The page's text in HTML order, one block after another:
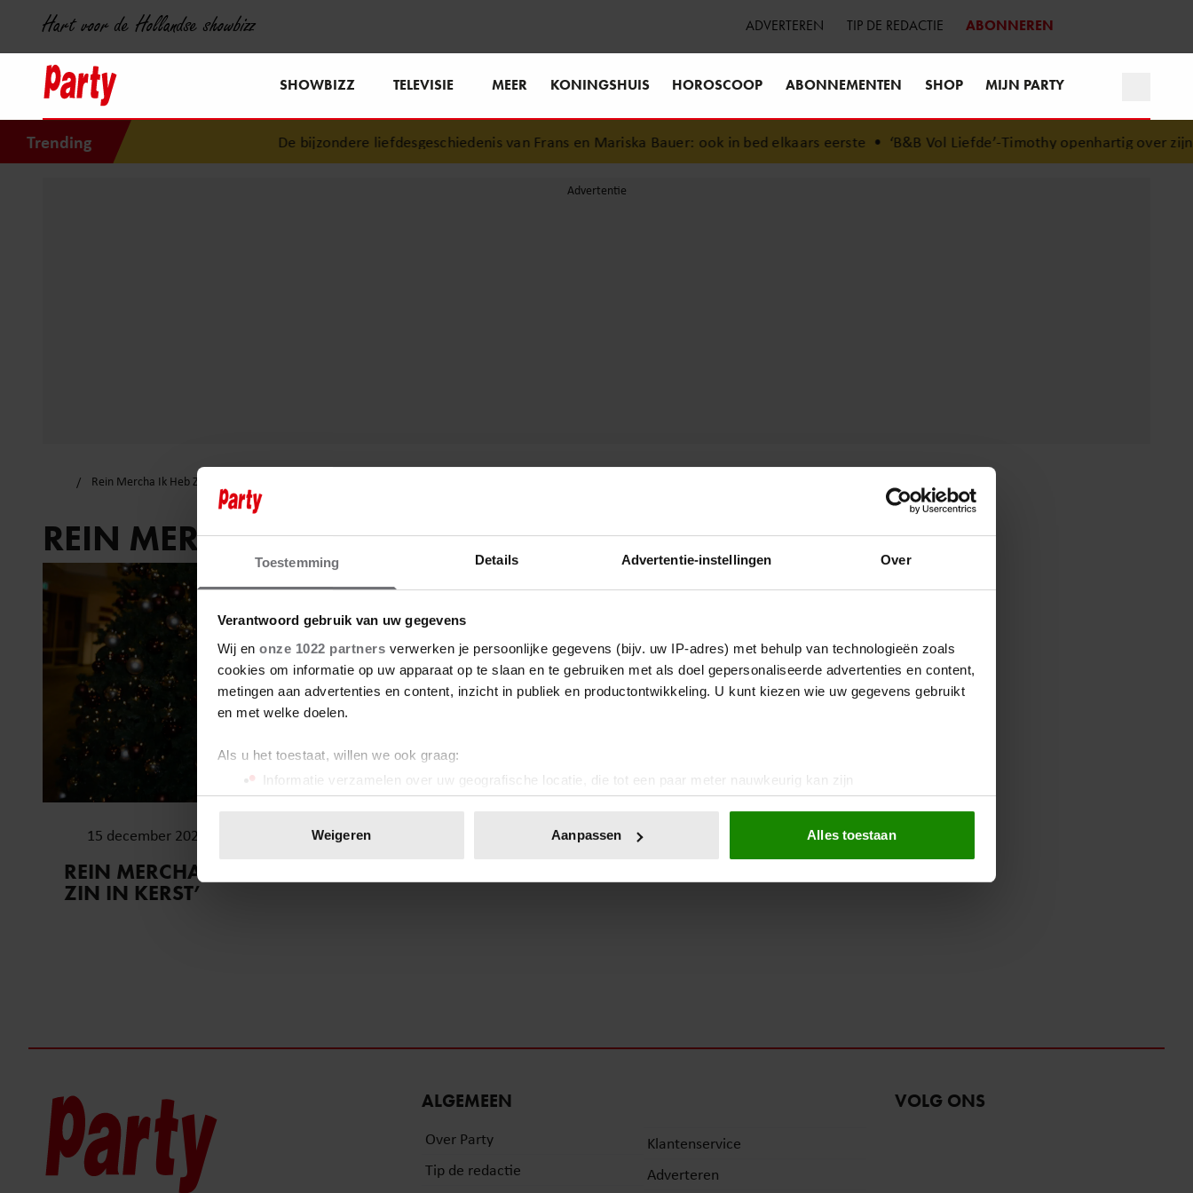
Toestemming Details Advertentie-instellingen Over
Verantwoord gebruik van uw gegevens
Wij en onze 1022 partners verwerken je persoonlijke gegevens (bijv. uw IP-adres) met behulp van technologieën zoals
cookies om informatie op uw apparaat op te slaan en te gebruiken met als doel gepersonaliseerde advertenties en content,
metingen aan advertenties en content, inzicht in publiek en productontwikkeling. U kunt kiezen wie uw gegevens gebruikt
en met welke doelen.
Als u het toestaat, willen we ook graag:
Informatie verzamelen over uw geografische locatie, die tot een paar meter nauwkeurig kan zijn
Uw apparaat identificeren door het actief te scannen op specifieke eigenschappen (fingerprinting)
toestemming op elk moment wijzigen of intrekken in de Cookieverklaring.
Weigeren Aanpassen Alles toestaan
Hart voor de Hollandse showbizz ADVERTEREN TIP DE REDACTIE ABONNEREN
SHOWBIZZ TELEVISIE MEER KONINGSHUIS HOROSCOOP ABONNEMENTEN SHOP MIJN PARTY
Trending De bijzondere liefdesgeschiedenis van Frans en Mariska Bauer: ook in bed elkaars eerste•‘B&B Vol Liefde’-Timothy openhartig over zijn
Rein Mercha Ik Heb Zo’n Zin in Kerst
REIN MERCHA IK HEB ZO’N ZIN IN KERST
15 december 2024
REIN MERCHA: ’IK HEB ZO’N
ZIN IN KERST’
ALGEMEEN
Over Party
Tip de redactie
Klantenservice
Adverteren
VOLG ONS